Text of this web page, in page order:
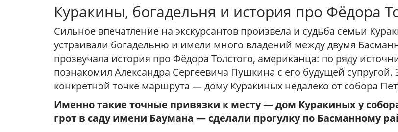
Куракины, богадельня и история про Фёдора
Сильное впечатление на экскурсантов произвела и судьба семьи
устраивали богадельню и имели много владений между двумя
прозвучала история про Фёдора Толстого, американца: по ряду
познакомил Александра Сергеевича Пушкина с его будущей супругой.
конкретной точке маршрута — дому Куракиных недалеко от собора
Именно такие точные привязки к месту — дом Куракиных у
грот в саду имени Баумана — сделали прогулку по Басманному